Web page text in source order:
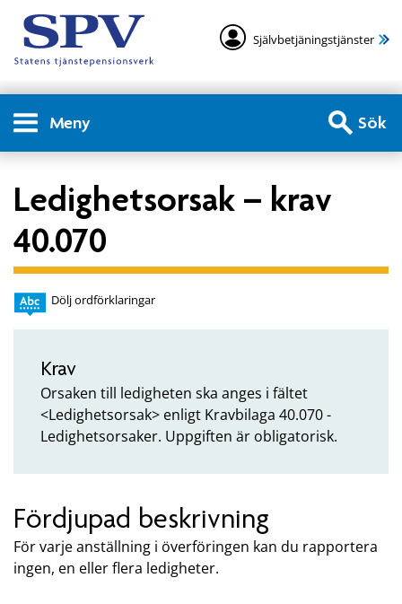
Självbetjäningstjänster
Meny Sök
Ledighetsorsak – krav
40.070
Dölj ordförklaringar
Krav
Orsaken till ledigheten ska anges i fältet
<Ledighetsorsak> enligt Kravbilaga 40.070 -
Ledighetsorsaker. Uppgiften är obligatorisk.
Fördjupad beskrivning
För varje anställning i överföringen kan du rapportera
ingen, en eller flera ledigheter.